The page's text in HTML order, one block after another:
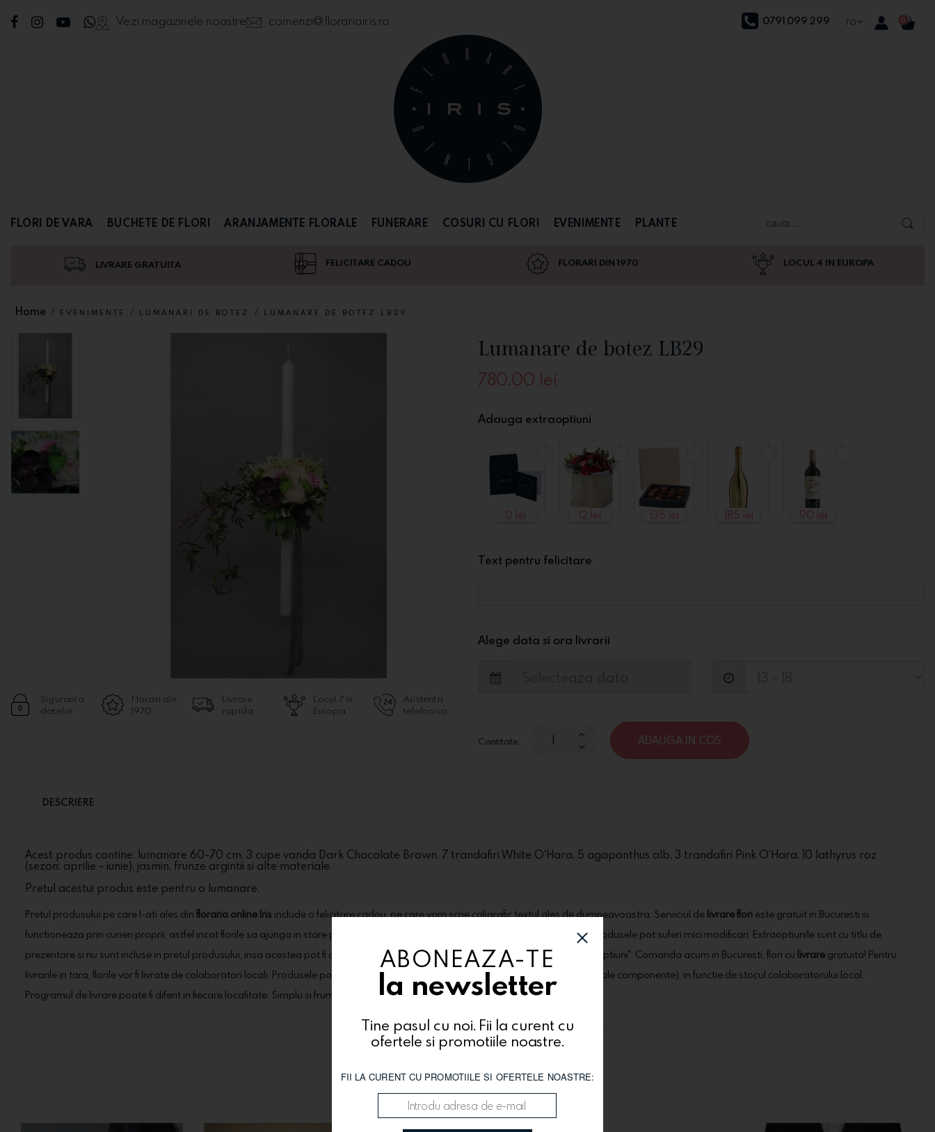
ABONEAZA-TE
la newsletter
Tine pasul cu noi. Fii la curent cu
ofertele si promotiile noastre.
FII LA CURENT CU PROMOTIILE SI OFERTELE NOASTRE:
Vezi magazinele noastre comenzi@florariairis.ro 0791 099 299 ro 0
FLORI DE VARA BUCHETE DE FLORI ARANJAMENTE FLORALE FUNERARE COSURI CU FLORI EVENIMENTE PLANTE
LIVRARE GRATUITA FELICITARE CADOU FLORARI DIN 1970 LOCUL 4 IN EUROPA
Home / EVENIMENTE / LUMANARI DE BOTEZ / LUMANARE DE BOTEZ LB29
Siguranta
datelor
Florari din
1970
Livrare
rapida
Locul 7 in
Europa
Asistenta
telefonica
Lumanare de botez LB29
780.00 lei
Adauga extraoptiuni
0 lei 12 lei 135 lei 185 lei 90 lei
Text pentru felicitare
Alege data si ora livrarii
Cantitate: ADAUGA IN COS
DESCRIERE
Acest produs contine: lumanare 60-70 cm, 3 cupe vanda Dark Chocolate Brown, 7 trandafiri White O'Hara, 5 agapanthus alb, 3 trandafiri Pink O'Hara, 10 lathyrus roz
(sezon: aprilie - iunie), jasmin, frunze argintii si alte materiale.
Pretul acestui produs este pentru o lumanare.
Pretul produsului pe care l-ati ales din floraria online Iris include o felicitare cadou, pe care vom scrie caligrafic textul ales de dumneavoastra. Serviciul de livrare flori este gratuit in Bucuresti si
functioneaza prin curieri proprii, astfel incat florile sa ajunga in stare perfecta la destinatarul ales. In functie de stoc si de sezon, produsele pot suferi mici modificari. Extraoptiunile sunt cu titlu de
prezentare si nu sunt incluse in pretul produsului, insa acestea pot fi comandate alaturi de produsele dorite, din categoria "Extraoptiuni". Comanda acum in Bucuresti, flori cu livrare gratuita! Pentru
livrarile in tara, florile vor fi livrate de colaboratori locali. Produsele pot suferi modificari (tipul florilor, cutiile, ambalajele, alte materiale componente), in functie de stocul colaboratorului local.
Programul de livrare poate fi diferit in fiecare localitate. Simplu si frumos!
Te-ar putea interesa si